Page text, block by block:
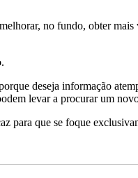
no fundo, obter
deseja informação
levar a procurar um
para que se foque